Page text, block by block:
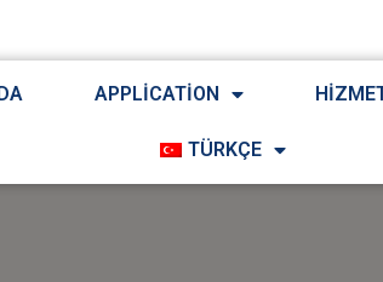
APPLICATION
TÜRKÇE